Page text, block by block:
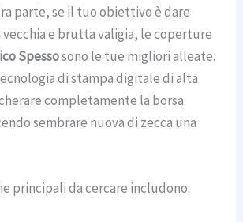
parte, se il tuo obiettivo è dare
vecchia e brutta valigia, le coperture
Spessosono le tue migliori alleate.
di stampa digitale di alta
completamente la borsa
sembrare nuova di zecca una
principali da cercare includono: